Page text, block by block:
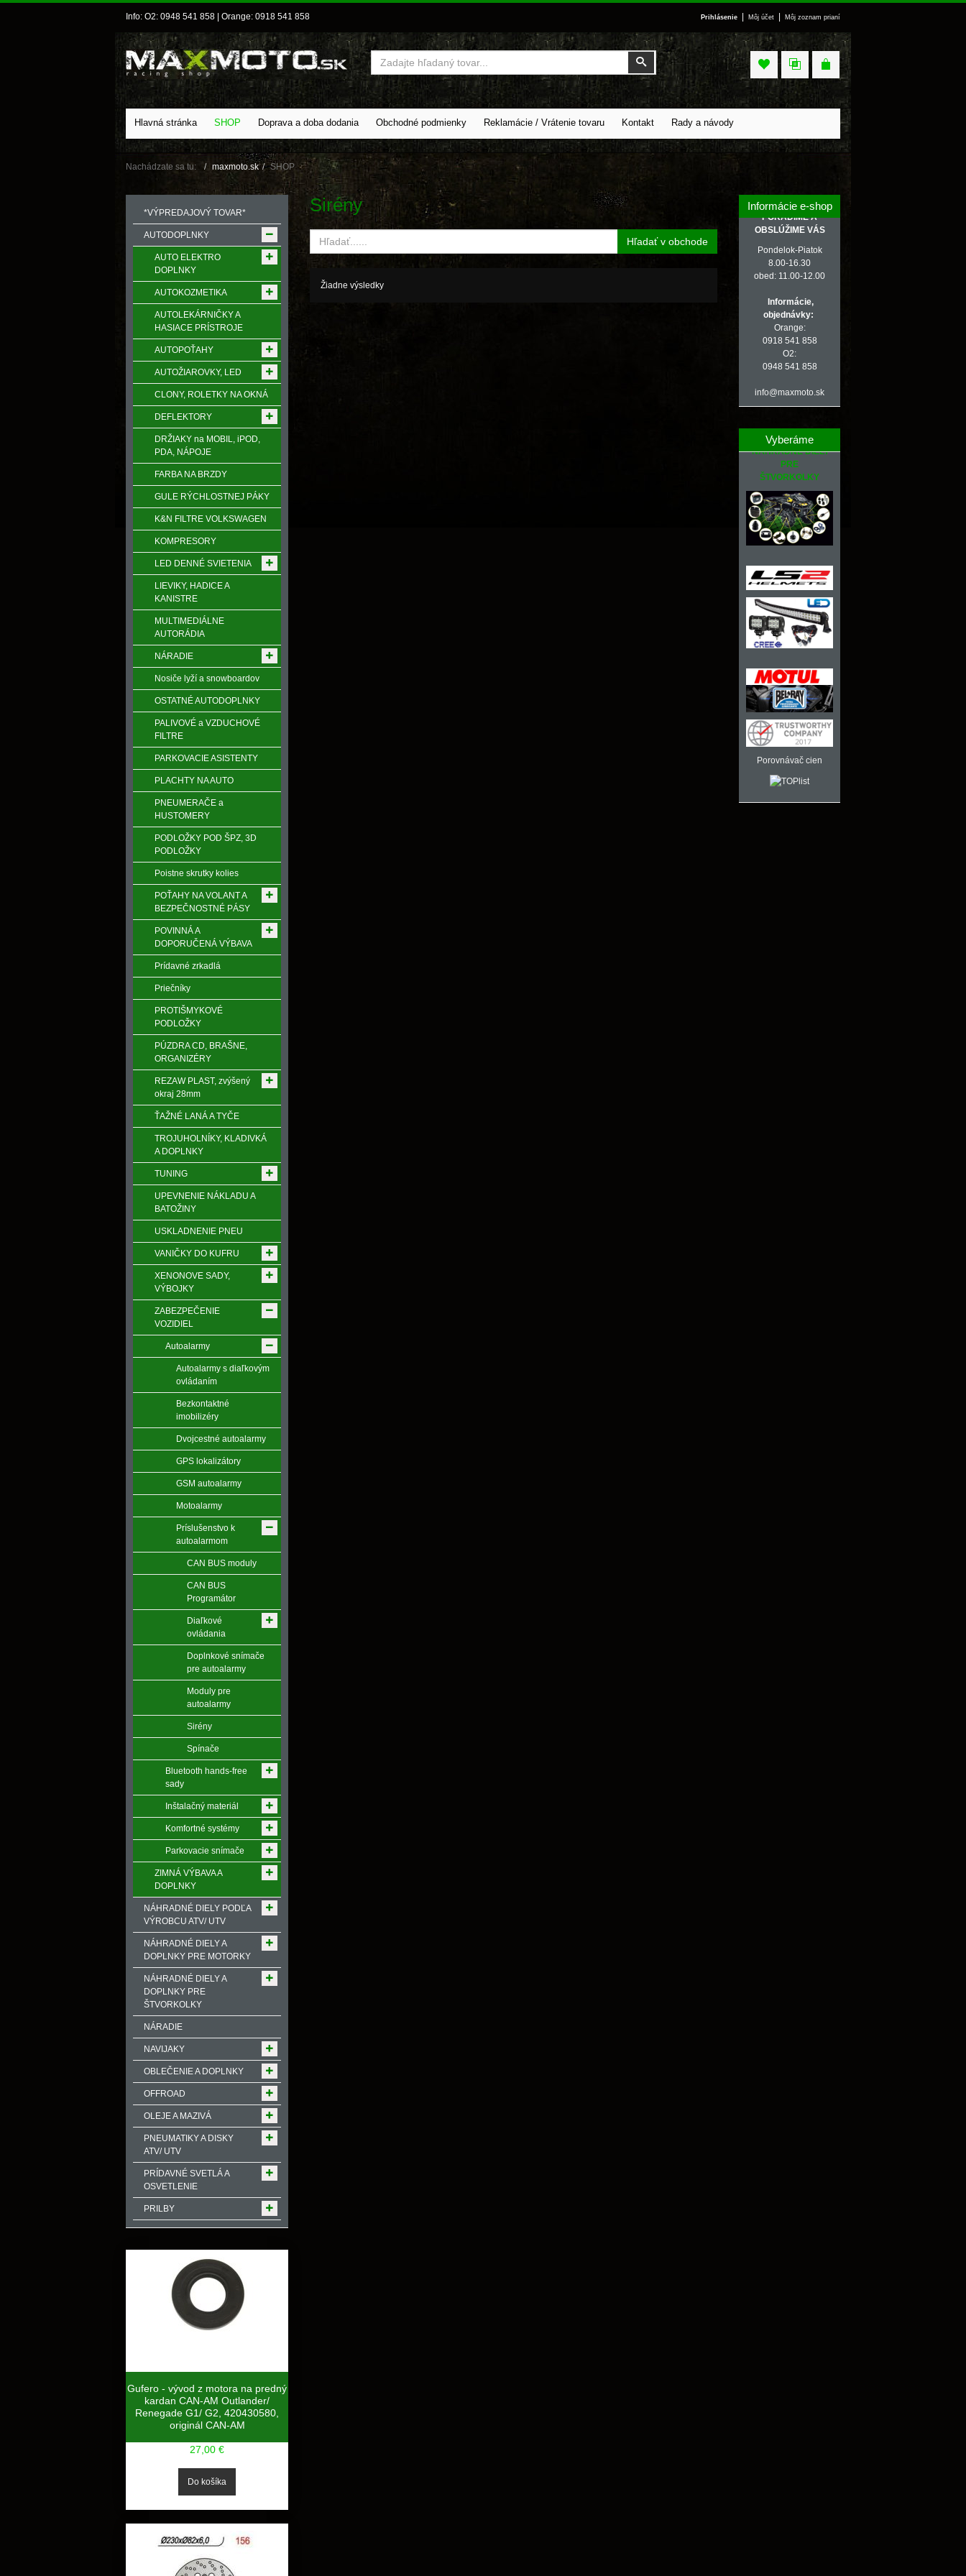
Info: O2: 0948 541 858 | Orange: 0918 541 858 Prihlásenie Môj účet Môj zoznam prianí
Vyhľadať
Vyhľadať
Hlavná stránka SHOP Doprava a doba dodania Obchodné podmienky Reklamácie / Vrátenie tovaru Kontakt Rady a návody
Nachádzate sa tu: maxmoto.sk SHOP
Sirény
Hľadať v obchode
Žiadne výsledky
*VÝPREDAJOVÝ TOVAR*
AUTODOPLNKY
AUTO ELEKTRO
DOPLNKY
AUTOKOZMETIKA
AUTOLEKÁRNIČKY A
HASIACE PRÍSTROJE
AUTOPOŤAHY
AUTOŽIAROVKY, LED
CLONY, ROLETKY NA OKNÁ
DEFLEKTORY
DRŽIAKY na MOBIL, iPOD,
PDA, NÁPOJE
FARBA NA BRZDY
GULE RÝCHLOSTNEJ PÁKY
K&N FILTRE VOLKSWAGEN
KOMPRESORY
LED DENNÉ SVIETENIA
LIEVIKY, HADICE A
KANISTRE
MULTIMEDIÁLNE
AUTORÁDIA
NÁRADIE
Nosiče lyží a snowboardov
OSTATNÉ AUTODOPLNKY
PALIVOVÉ a VZDUCHOVÉ
FILTRE
PARKOVACIE ASISTENTY
PLACHTY NA AUTO
PNEUMERAČE a
HUSTOMERY
PODLOŽKY POD ŠPZ, 3D
PODLOŽKY
Poistne skrutky kolies
POŤAHY NA VOLANT A
BEZPEČNOSTNÉ PÁSY
POVINNÁ A
DOPORUČENÁ VÝBAVA
Prídavné zrkadlá
Priečníky
PROTIŠMYKOVÉ
PODLOŽKY
PÚZDRA CD, BRAŠNE,
ORGANIZÉRY
REZAW PLAST, zvýšený
okraj 28mm
ŤAŽNÉ LANÁ A TYČE
TROJUHOLNÍKY, KLADIVKÁ
A DOPLNKY
TUNING
UPEVNENIE NÁKLADU A
BATOŽINY
USKLADNENIE PNEU
VANIČKY DO KUFRU
XENONOVE SADY,
VÝBOJKY
ZABEZPEČENIE
VOZIDIEL
Autoalarmy
Autoalarmy s diaľkovým
ovládaním
Bezkontaktné
imobilizéry
Dvojcestné autoalarmy
GPS lokalizátory
GSM autoalarmy
Motoalarmy
Príslušenstvo k
autoalarmom
CAN BUS moduly
CAN BUS
Programátor
Diaľkové
ovládania
Doplnkové snímače
pre autoalarmy
Moduly pre
autoalarmy
Sirény
Spínače
Bluetooth hands-free
sady
Inštalačný materiál
Komfortné systémy
Parkovacie snímače
ZIMNÁ VÝBAVA A
DOPLNKY
NÁHRADNÉ DIELY PODĽA
VÝROBCU ATV/ UTV
NÁHRADNÉ DIELY A
DOPLNKY PRE MOTORKY
NÁHRADNÉ DIELY A
DOPLNKY PRE
ŠTVORKOLKY
NÁRADIE
NAVIJAKY
OBLEČENIE A DOPLNKY
OFFROAD
OLEJE A MAZIVÁ
PNEUMATIKY A DISKY
ATV/ UTV
PRÍDAVNÉ SVETLÁ A
OSVETLENIE
PRILBY
Gufero - vývod z motora na predný
kardan CAN-AM Outlander/
Renegade G1/ G2, 420430580,
originál CAN-AM
27,00 €
Informácie e-shop
PORADÍME A
OBSLÚŽIME VÁS
Pondelok-Piatok
8.00-16.30
obed: 11.00-12.00
Informácie,
objednávky:
Orange:
0918 541 858
O2:
0948 541 858
info@maxmoto.sk
Vyberáme
NÁHRADNÉ DIELY
PRE
ŠTVORKOLKY
Porovnávač cien